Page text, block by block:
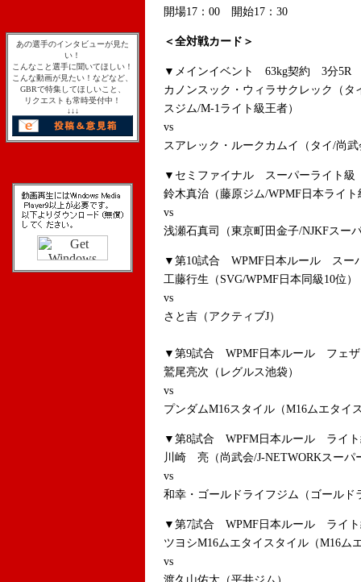
あの選手のインタビューが見た
い！
こんなこと選手に聞いてほしい！
こんな動画が見たい！などなど、
GBRで特集してほしいこと、
リクエストも常時受付中！
↓↓↓
開場17：00 開始17：30
＜全対戦カード＞
▼メインイベント 63kg契約 3分5R
カノンスック・ウィラサクレック（
スジム/M-1ライト級王者）
vs
スアレック・ルークカムイ（タイ/尚武
▼セミファイナル スーパーライト
鈴木真治（藤原ジム/WPMF日本ライト
vs
浅瀬石真司（東京町田金子/NJKFスー
▼第10試合 WPMF日本ルール スー
工藤行生（SVG/WPMF日本同級10位）
vs
さと吉（アクティブJ）
▼第9試合 WPMF日本ルール フェ
鷲尾亮次（レグルス池袋）
vs
プンダムM16スタイル（M16ムエタイ
▼第8試合 WPFM日本ルール ライ
川崎 亮（尚武会/J-NETWORKスーパ
vs
和幸・ゴールドライフジム（ゴールド
▼第7試合 WPMF日本ルール ライ
ツヨシM16ムエタイスタイル（M16ム
vs